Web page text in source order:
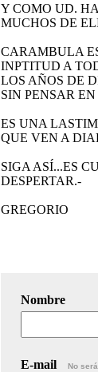
Y COMO UD.
MUCHOS DE
CARAMBULA
INPTITUD A
LOS AÑOS DE
SIN PENSAR
ES UNA
QUE VEN A
SIGA ASÍ...ES
DESPERTAR.-
GREGORIO
Nombre
E-mail No